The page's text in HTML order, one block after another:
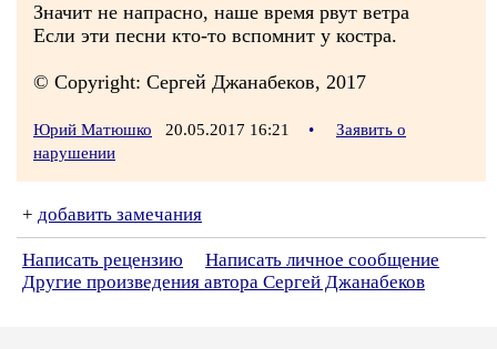
Значит не напрасно, наше время рвут ветра
Если эти песни кто-то вспомнит у костра.
© Copyright: Сергей Джанабеков, 2017
Юрий Матюшко 20.05.2017 16:21 •
Заявить о
нарушении
+ добавить замечания
Написать рецензию
Написать личное сообщение
Другие произведения автора Сергей Джанабеков